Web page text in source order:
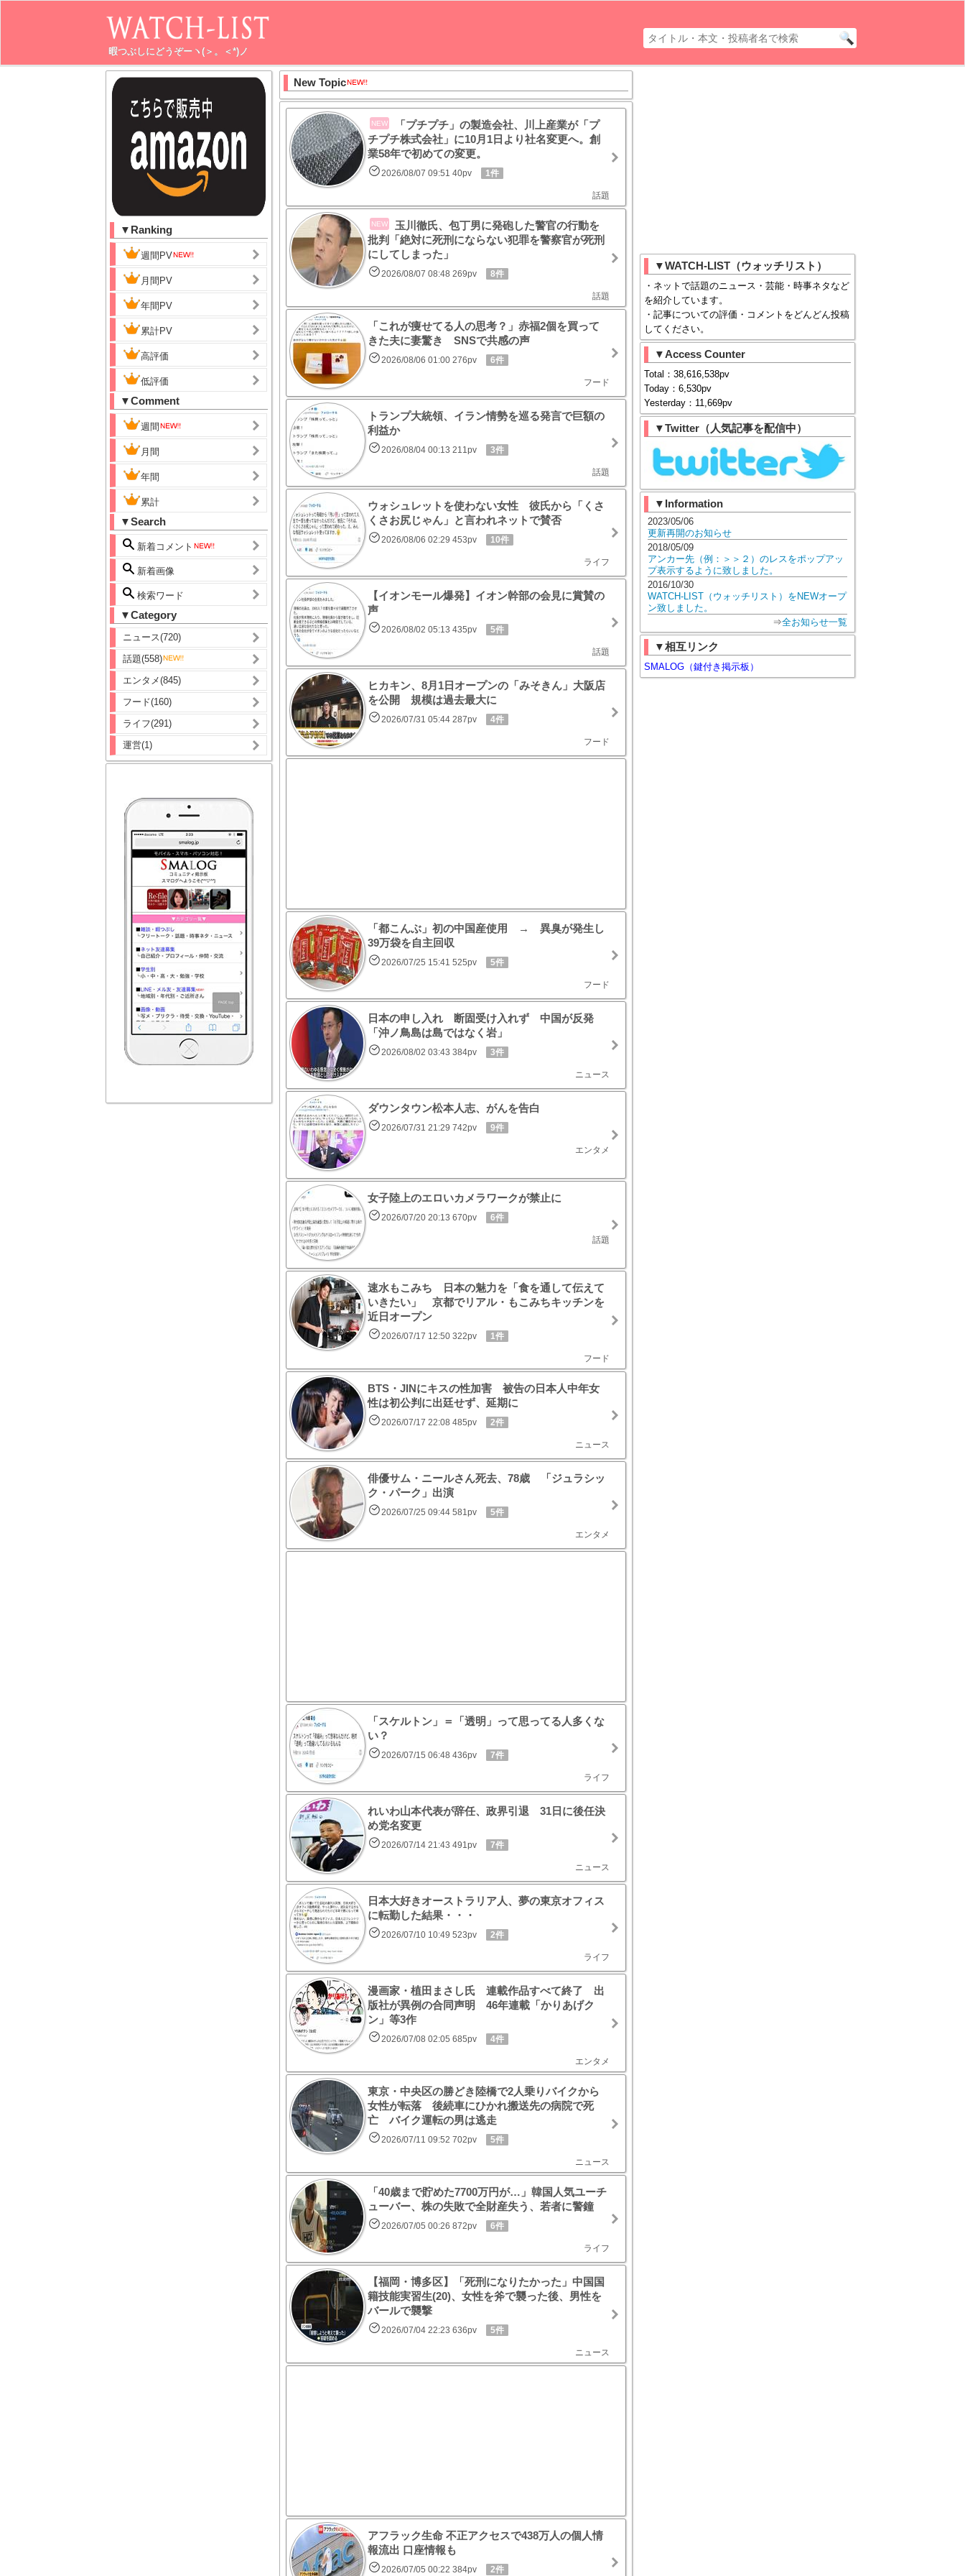
暇つぶしにどうぞーヽ(＞。＜*)ノ
▼Ranking
週間PV
月間PV
年間PV
累計PV
高評価
低評価
▼Comment
週間
月間
年間
累計
▼Search
新着コメント
新着画像
検索ワード
▼Category
ニュース(720)
話題(558)
エンタメ(845)
フード(160)
ライフ(291)
運営(1)
New Topic
NEW
「プチプチ」の製造会社、川上産業が「プ
チプチ株式会社」に10月1日より社名変更へ。創
業58年で初めての変更。
2026/08/07 09:51 40pv 1件
話題
NEW
玉川徹氏、包丁男に発砲した警官の行動を
批判「絶対に死刑にならない犯罪を警察官が死刑
にしてしまった」
2026/08/07 08:48 269pv 8件
話題
「これが痩せてる人の思考？」赤福2個を買って
きた夫に妻驚き SNSで共感の声
2026/08/06 01:00 276pv 6件
フード
トランプ大統領、イラン情勢を巡る発言で巨額の
利益か
2026/08/04 00:13 211pv 3件
話題
ウォシュレットを使わない女性 彼氏から「くさ
くさお尻じゃん」と言われネットで賛否
2026/08/06 02:29 453pv 10件
ライフ
【イオンモール爆発】イオン幹部の会見に賞賛の
声
2026/08/02 05:13 435pv 5件
話題
ヒカキン、8月1日オープンの「みそきん」大阪店
を公開 規模は過去最大に
2026/07/31 05:44 287pv 4件
フード
「都こんぶ」初の中国産使用 → 異臭が発生し
39万袋を自主回収
2026/07/25 15:41 525pv 5件
フード
日本の申し入れ 断固受け入れず 中国が反発
「沖ノ鳥島は島ではなく岩」
2026/08/02 03:43 384pv 3件
ニュース
ダウンタウン松本人志、がんを告白
2026/07/31 21:29 742pv 9件
エンタメ
女子陸上のエロいカメラワークが禁止に
2026/07/20 20:13 670pv 6件
話題
速水もこみち 日本の魅力を「食を通して伝えて
いきたい」 京都でリアル・もこみちキッチンを
近日オープン
2026/07/17 12:50 322pv 1件
フード
BTS・JINにキスの性加害 被告の日本人中年女
性は初公判に出廷せず、延期に
2026/07/17 22:08 485pv 2件
ニュース
俳優サム・ニールさん死去、78歳 「ジュラシッ
ク・パーク」出演
2026/07/25 09:44 581pv 5件
エンタメ
「スケルトン」＝「透明」って思ってる人多くな
い？
2026/07/15 06:48 436pv 7件
ライフ
れいわ山本代表が辞任、政界引退 31日に後任決
め党名変更
2026/07/14 21:43 491pv 7件
ニュース
日本大好きオーストラリア人、夢の東京オフィス
に転勤した結果・・・
2026/07/10 10:49 523pv 2件
ライフ
漫画家・植田まさし氏 連載作品すべて終了 出
版社が異例の合同声明 46年連載「かりあげク
ン」等3作
2026/07/08 02:05 685pv 4件
エンタメ
東京・中央区の勝どき陸橋で2人乗りバイクから
女性が転落 後続車にひかれ搬送先の病院で死
亡 バイク運転の男は逃走
2026/07/11 09:52 702pv 5件
ニュース
「40歳まで貯めた7700万円が…」韓国人気ユーチ
ューバー、株の失敗で全財産失う、若者に警鐘
2026/07/05 00:26 872pv 6件
ライフ
【福岡・博多区】「死刑になりたかった」中国国
籍技能実習生(20)、女性を斧で襲った後、男性を
バールで襲撃
2026/07/04 22:23 636pv 5件
ニュース
アフラック生命 不正アクセスで438万人の個人情
報流出 口座情報も
2026/07/05 00:22 384pv 2件
▼WATCH-LIST（ウォッチリスト）
・ネットで話題のニュース・芸能・時事ネタなど
を紹介しています。
・記事についての評価・コメントをどんどん投稿
してください。
▼Access Counter
Total：38,616,538pv
Today：6,530pv
Yesterday：11,669pv
▼Twitter（人気記事を配信中）
▼Information
2023/05/06
更新再開のお知らせ
2018/05/09
アンカー先（例：＞＞２）のレスをポップアッ
プ表示するように致しました。
2016/10/30
WATCH-LIST（ウォッチリスト）をNEWオープ
ン致しました。
⇒全お知らせ一覧
▼相互リンク
SMALOG（鍵付き掲示板）